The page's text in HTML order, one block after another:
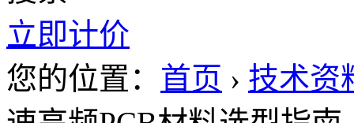
立即计价
您的位置： 首页 › 技术资